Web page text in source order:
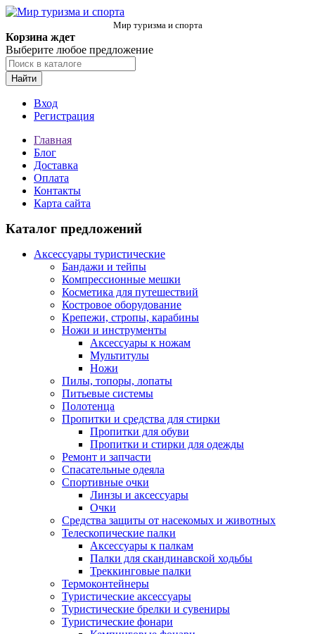
Мир туризма и спорта
Корзина ждет
Выберите любое предложение
Найти
Вход
Регистрация
Главная
Блог
Доставка
Оплата
Контакты
Карта сайта
Каталог предложений
Аксессуары туристические
Бандажи и тейпы
Компрессионные мешки
Косметика для путешествий
Костровое оборудование
Крепежи, стропы, карабины
Ножи и инструменты
Аксессуары к ножам
Мультитулы
Ножи
Пилы, топоры, лопаты
Питьевые системы
Полотенца
Пропитки и средства для стирки
Пропитки для обуви
Пропитки и стирки для одежды
Ремонт и запчасти
Спасательные одеяла
Спортивные очки
Линзы и аксессуары
Очки
Средства защиты от насекомых и животных
Телескопические палки
Аксессуары к палкам
Палки для скандинавской ходьбы
Треккинговые палки
Термоконтейнеры
Туристические аксессуары
Туристические брелки и сувениры
Туристические фонари